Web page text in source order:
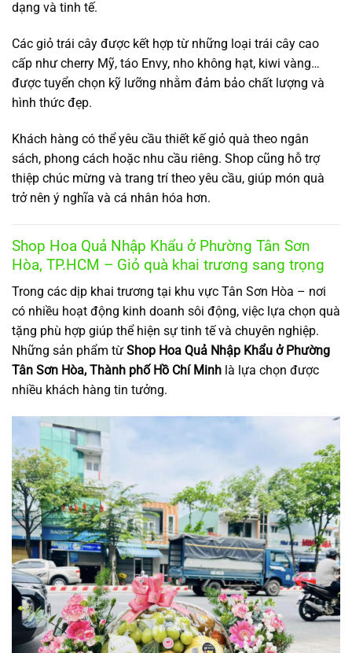
dạng và tinh tế.
Các giỏ trái cây được kết hợp từ những loại trái cây cao
cấp như cherry Mỹ, táo Envy, nho không hạt, kiwi vàng…
được tuyển chọn kỹ lưỡng nhằm đảm bảo chất lượng và
hình thức đẹp.
Khách hàng có thể yêu cầu thiết kế giỏ quà theo ngân
sách, phong cách hoặc nhu cầu riêng. Shop cũng hỗ trợ
thiệp chúc mừng và trang trí theo yêu cầu, giúp món quà
trở nên ý nghĩa và cá nhân hóa hơn.
Shop Hoa Quả Nhập Khẩu ở Phường Tân Sơn
Hòa, TP.HCM – Giỏ quà khai trương sang trọng
Trong các dịp khai trương tại khu vực Tân Sơn Hòa – nơi
có nhiều hoạt động kinh doanh sôi động, việc lựa chọn quà
tặng phù hợp giúp thể hiện sự tinh tế và chuyên nghiệp.
Những sản phẩm từ Shop Hoa Quả Nhập Khẩu ở Phường
Tân Sơn Hòa, Thành phố Hồ Chí Minh là lựa chọn được
nhiều khách hàng tin tưởng.